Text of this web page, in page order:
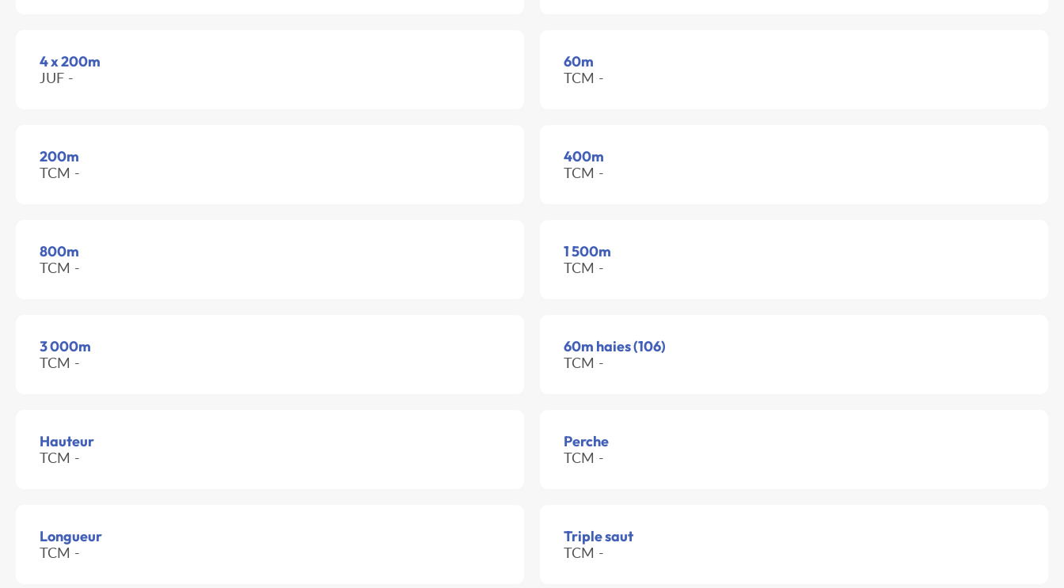
4 x 200m
JUF -
60m
TCM -
200m
TCM -
400m
TCM -
800m
TCM -
1 500m
TCM -
3 000m
TCM -
60m haies (106)
TCM -
Hauteur
TCM -
Perche
TCM -
Longueur
TCM -
Triple saut
TCM -